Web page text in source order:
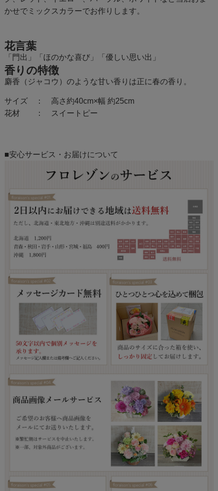
かせでミックスカラーでお作りします。
花言葉
「門出」「ほのかな喜び」「優しい思い出」
香りの特徴
麝香（ジャコウ）のような甘い香りは正に春の香り。
サイズ ： 高さ約40cm×幅 約25cm
花材 ： スイートピー
■安心サービス・お届けについて